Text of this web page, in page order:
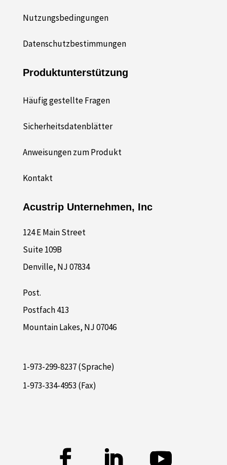
Nutzungsbedingungen
Datenschutzbestimmungen
Produktunterstützung
Häufig gestellte Fragen
Sicherheitsdatenblätter
Anweisungen zum Produkt
Kontakt
Acustrip Unternehmen, Inc
124 E Main Street
Suite 109B
Denville, NJ 07834
Post.
Postfach 413
Mountain Lakes, NJ 07046
1-973-299-8237 (Sprache)
1-973-334-4953 (Fax)